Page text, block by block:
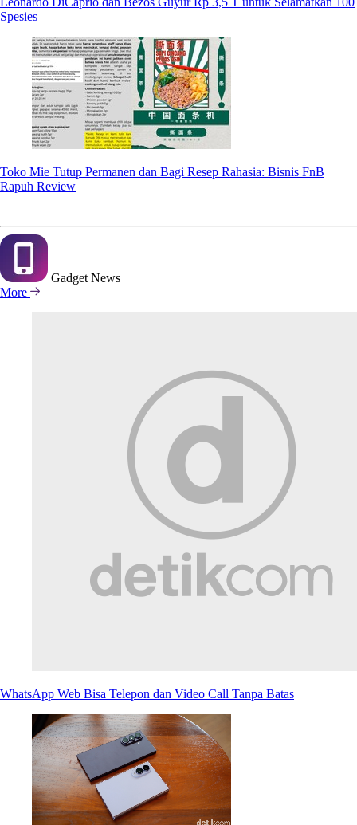
Spesies
Toko Mie Tutup Permanen dan Bagi Resep Rahasia: Bisnis FnB
Rapuh Review
Gadget News
More
WhatsApp Web Bisa Telepon dan Video Call Tanpa Batas